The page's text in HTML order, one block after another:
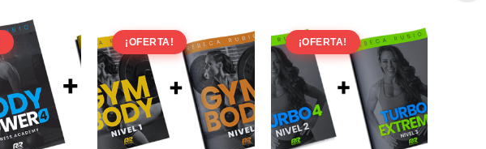
El
precio
original
era:
El
precio
actual
es:
¡OFERTA!
El
precio
original
era:
El
precio
actual
es:
¡OFERTA!
El
precio
era:
El
precio
actual
es: